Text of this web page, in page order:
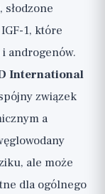
słodzone
1, które
androgenów.
International
związek
a
ale może
dla ogólnego